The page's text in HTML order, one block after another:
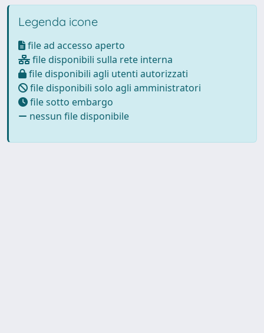
Legenda icone
file ad accesso aperto
file disponibili sulla rete interna
file disponibili agli utenti autorizzati
file disponibili solo agli amministratori
file sotto embargo
nessun file disponibile